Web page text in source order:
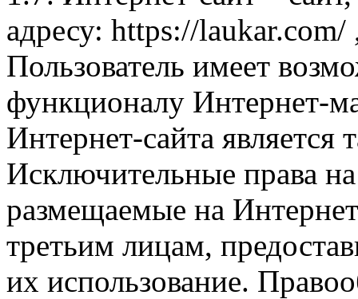
адресу: https://laukar.com/
Пользователь имеет
функционалу Интернет-
Интернет-сайта
Исключительные права
размещаемые на
третьим лицам,
их использование.